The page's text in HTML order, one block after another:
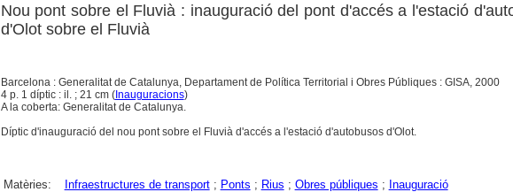
Nou pont sobre el Fluvià : inauguració del pont d'accés a l'estació
d'Olot sobre el Fluvià
Barcelona : Generalitat de Catalunya, Departament de Política Territorial i Obres Públiques : GISA, 2000
4 p. 1 díptic : il. ; 21 cm (Inauguracions)
A la coberta: Generalitat de Catalunya.
Díptic d'inauguració del nou pont sobre el Fluvià d'accés a l'estació d'autobusos d'Olot.
Matèries: Infraestructures de transport; Ponts ; Rius ; Obres públiques ; Inauguració